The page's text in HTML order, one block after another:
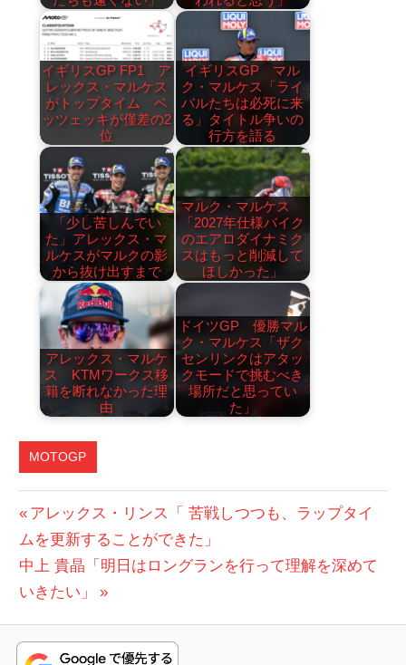
イギリスGP FP1 ア
レックス・マルケス
がトップタイム ベ
ッツェッキが僅差の2
位
イギリスGP マル
ク・マルケス「ライ
バルたちは必死に来
る」タイトル争いの
行方を語る
「少し苦しんでい
た」アレックス・マ
ルケスがマルクの影
から抜け出すまで
マルク・マルケス
「2027年仕様バイク
のエアロダイナミク
スはもっと削減して
ほしかった」
アレックス・マルケ
ス KTMワークス移
籍を断れなかった理
由
ドイツGP 優勝マル
ク・マルケス「ザク
センリンクはアタッ
クモードで挑むべき
場所だと思ってい
た」
MOTOGP
投
稿
ナ
ビ
ゲ
前
の
投
稿:
アレックス・リンス「 苦戦しつつも、ラップタイ
ムを更新することができた」
次
の
稿:
中上 貴晶「明日はロングランを行って理解を深めて
いきたい」